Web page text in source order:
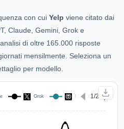
con cui Yelp viene citato dai
Claude, Gemini, Grok e
di oltre 165.000 risposte
mensilmente. Seleziona un
per modello.